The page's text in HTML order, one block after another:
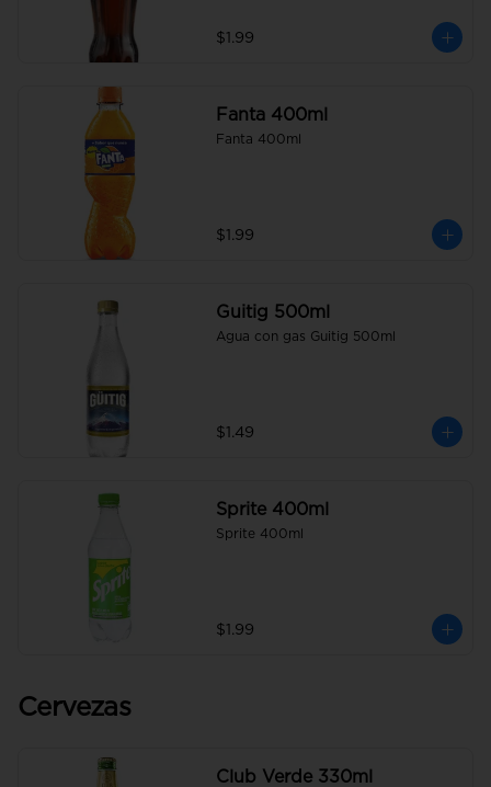
$1.99
Fanta 400ml
Fanta 400ml
$1.99
Guitig 500ml
Agua con gas Guitig 500ml
$1.49
Sprite 400ml
Sprite 400ml
$1.99
Cervezas
Club Verde 330ml